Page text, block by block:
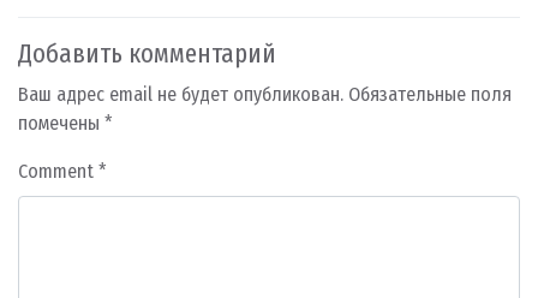
Добавить комментарий
Ваш адрес email не будет опубликован. Обязательные поля
помечены *
Comment *